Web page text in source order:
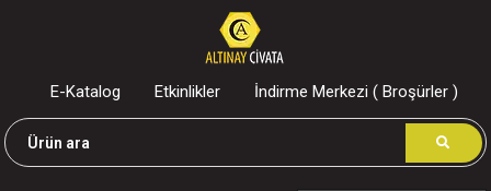
E-Katalog Etkinlikler İndirme Merkezi ( Broşürler )